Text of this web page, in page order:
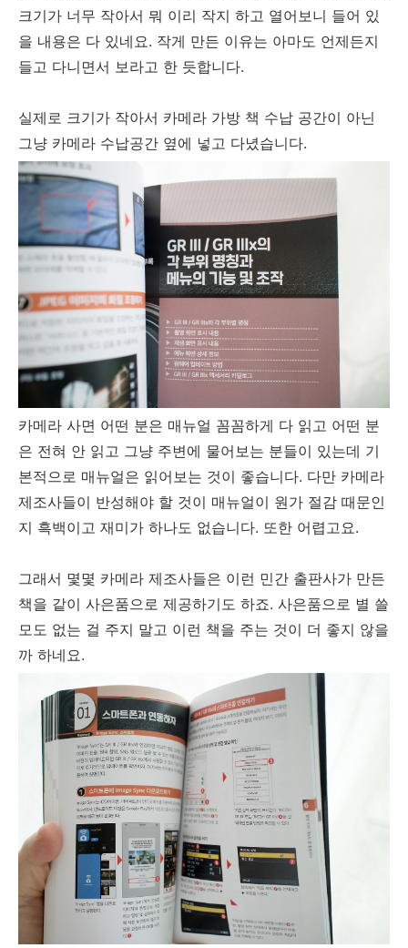
크기가 너무 작아서 뭐 이리 작지 하고 열어보니 들어 있
을 내용은 다 있네요. 작게 만든 이유는 아마도 언제든지
들고 다니면서 보라고 한 듯합니다.
실제로 크기가 작아서 카메라 가방 책 수납 공간이 아닌
그냥 카메라 수납공간 옆에 넣고 다녔습니다.
카메라 사면 어떤 분은 매뉴얼 꼼꼼하게 다 읽고 어떤 분
은 전혀 안 읽고 그냥 주변에 물어보는 분들이 있는데 기
본적으로 매뉴얼은 읽어보는 것이 좋습니다. 다만 카메라
제조사들이 반성해야 할 것이 매뉴얼이 원가 절감 때문인
지 흑백이고 재미가 하나도 없습니다. 또한 어렵고요.
그래서 몇몇 카메라 제조사들은 이런 민간 출판사가 만든
책을 같이 사은품으로 제공하기도 하죠. 사은품으로 별 쓸
모도 없는 걸 주지 말고 이런 책을 주는 것이 더 좋지 않을
까 하네요.